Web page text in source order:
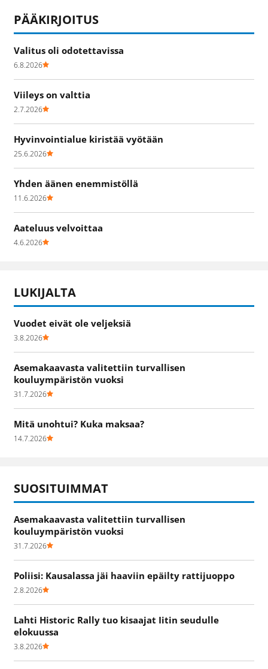
PÄÄKIRJOITUS
Valitus oli odotettavissa
6.8.2026
Viileys on valttia
2.7.2026
Hyvinvointialue kiristää vyötään
25.6.2026
Yhden äänen enemmistöllä
11.6.2026
Aateluus velvoittaa
4.6.2026
LUKIJALTA
Vuodet eivät ole veljeksiä
3.8.2026
Asemakaavasta valitettiin turvallisen
kouluympäristön vuoksi
31.7.2026
Mitä unohtui? Kuka maksaa?
14.7.2026
SUOSITUIMMAT
Asemakaavasta valitettiin turvallisen
kouluympäristön vuoksi
31.7.2026
Poliisi: Kausalassa jäi haaviin epäilty rattijuoppo
2.8.2026
Lahti Historic Rally tuo kisaajat Iitin seudulle
elokuussa
3.8.2026